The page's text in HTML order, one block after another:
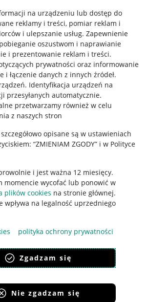
na urządzeniu lub dostęp do
reklamy i treści, pomiar reklam i
i ulepszanie usług. Zapewnienie
oszustwom i naprawianie
i prezentowanie reklam i treści.
prywatności oraz informowanie
i łączenie danych z innych źródeł.
. Identyfikacja urządzeń na
przesyłanych automatycznie.
przetwarzamy również w celu
z naszych stron
opisane są w ustawieniach
“ZMIENIAM ZGODY” i w Polityce
i jest ważna 12 miesięcy.
momencie wycofać lub ponowić w
plików cookies na stronie głównej.
wpływa na legalność uprzedniego
polityka ochrony prywatności
Zgadzam się
Nie zgadzam się
Usługach Cyfrowych
oznacza akceptacjęregulaminu